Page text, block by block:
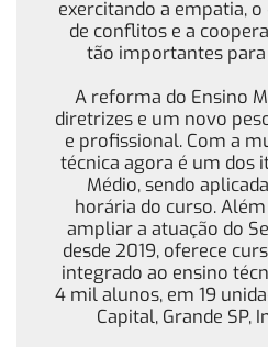
exercitando a empatia,
de conflitos e a
tão importantes
A reforma do Ensino
diretrizes e um novo
e profissional. Com a
técnica agora é um dos
Médio, sendo
horária do curso.
ampliar a atuação do
desde 2019, oferece
integrado ao ensino
4 mil alunos, em 19
Capital, Grande SP,